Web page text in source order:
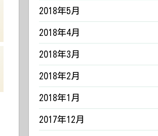
2018年5月
2018年4月
2018年3月
2018年2月
2018年1月
2017年12月